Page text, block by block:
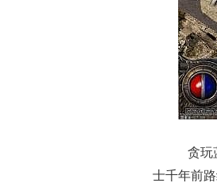
贪玩
士千年前